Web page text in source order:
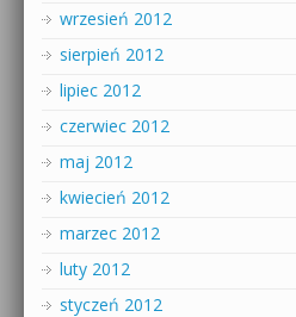
wrzesień 2012
sierpień 2012
lipiec 2012
czerwiec 2012
maj 2012
kwiecień 2012
marzec 2012
luty 2012
styczeń 2012